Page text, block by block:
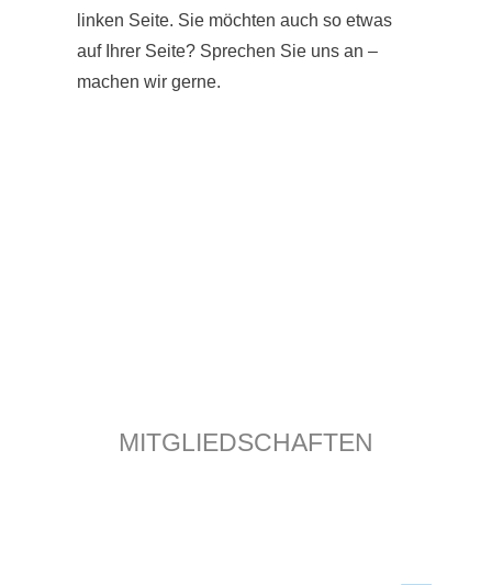
linken Seite. Sie möchten auch so etwas
auf Ihrer Seite? Sprechen Sie uns an –
machen wir gerne.
MITGLIEDSCHAFTEN